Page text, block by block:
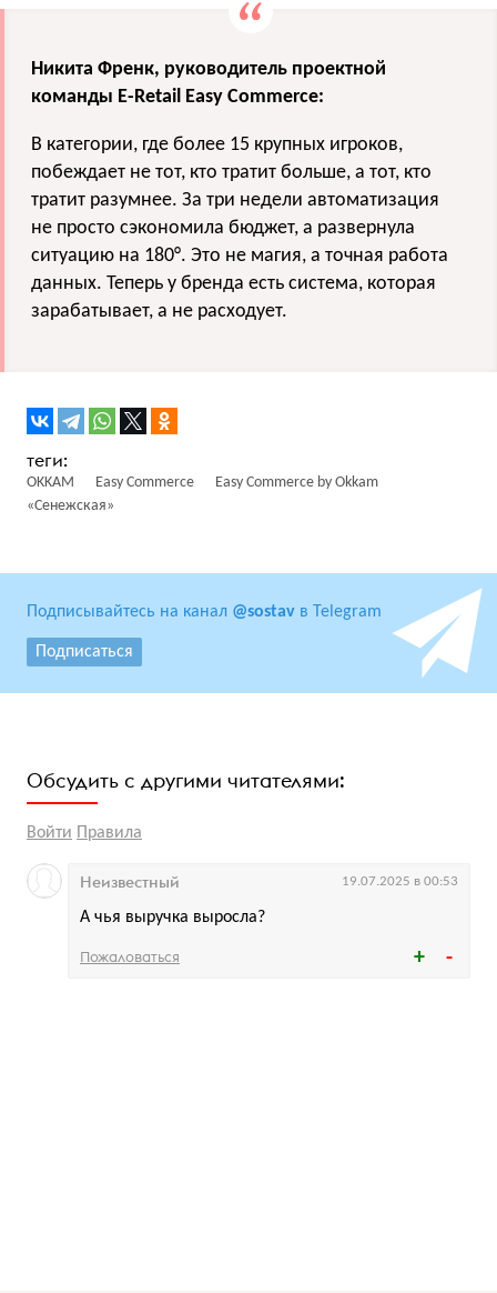
Никита Френк, руководитель проектной
команды E-Retail Easy Commerce:
В категории, где более 15 крупных игроков,
побеждает не тот, кто тратит больше, а тот, кто
тратит разумнее. За три недели автоматизация
не просто сэкономила бюджет, а развернула
ситуацию на 180°. Это не магия, а точная работа
данных. Теперь у бренда есть система, которая
зарабатывает, а не расходует.
OKKAM Easy Commerce
Easy Commerce by Okkam
«Сенежская»
Подписывайтесь на канал @sostav в Telegram
Подписаться
Обсудить с другими читателями:
Войти Правила
А чья выручка выросла?
Неизвестный 19.07.2025 в 00:53
Пожаловаться